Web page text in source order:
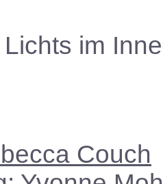
im
Couch